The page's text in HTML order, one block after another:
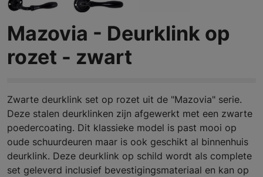
Mazovia - Deurklink op
rozet - zwart
Zwarte deurklink set op rozet uit de "Mazovia" serie.
Deze stalen deurklinken zijn afgewerkt met een zwarte
poedercoating. Dit klassieke model is past mooi op
oude schuurdeuren maar is ook geschikt al binnenhuis
deurklink. Deze deurklink op schild wordt als complete
set geleverd inclusief bevestigingsmateriaal en kan op